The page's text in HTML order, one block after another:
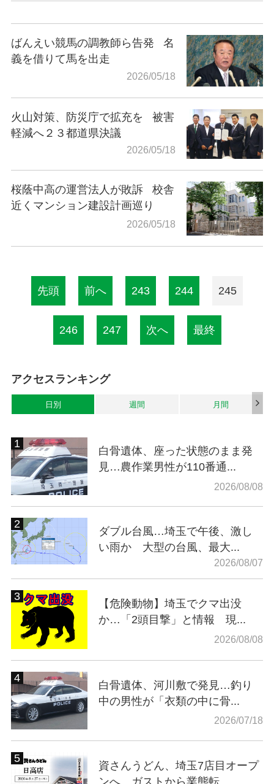
ばんえい競馬の調教師ら告発
名
義を借りて馬を出走
2026/05/18
火山対策、防災庁で拡充を
被害
軽減へ２３都道県決議
2026/05/18
桜蔭中高の運営法人が敗訴
校舎
近くマンション建設計画巡り
2026/05/18
先頭 前へ 243 244 245
246 247 次へ 最終
アクセスランキング
日別 週間 月間
白骨遺体、座った状態のまま発
見…農作業男性が110番通...
2026/08/08
ダブル台風…埼玉で午後、激し
い雨か 大型の台風、最大...
2026/08/07
【危険動物】埼玉でクマ出没
か…「2頭目撃」と情報 現...
2026/08/08
白骨遺体、河川敷で発見…釣り
中の男性が「衣類の中に骨...
2026/07/18
資さんうどん、埼玉7店目オープ
ンへ ガストから業態転...